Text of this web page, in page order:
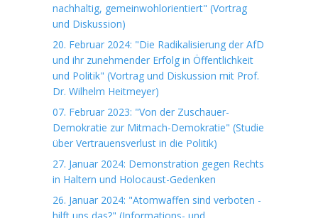
nachhaltig, gemeinwohlorientiert" (Vortrag
und Diskussion)
20. Februar 2024: "Die Radikalisierung der AfD
und ihr zunehmender Erfolg in Öffentlichkeit
und Politik" (Vortrag und Diskussion mit Prof.
Dr. Wilhelm Heitmeyer)
07. Februar 2023: "Von der Zuschauer-
Demokratie zur Mitmach-Demokratie" (Studie
über Vertrauensverlust in die Politik)
27. Januar 2024: Demonstration gegen Rechts
in Haltern und Holocaust-Gedenken
26. Januar 2024: "Atomwaffen sind verboten -